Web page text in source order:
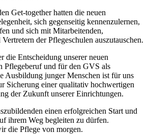
Get-together hatten die neuen
sich gegenseitig kennenzulernen,
und sich mit Mitarbeitenden,
der Pflegeschulen auszutauschen.
die Entscheidung unserer neuen
Pflegeberuf und für den GVS als
Ausbildung junger Menschen ist für uns
Sicherung einer qualitativ hochwertigen
der Zukunft unserer Einrichtungen.
einen erfolgreichen Start und
ihrem Weg begleiten zu dürfen.
die Pflege von morgen.